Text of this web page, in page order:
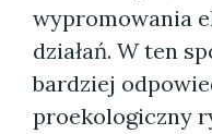
wypromowania
działań. W ten
bardziej
proekologiczny